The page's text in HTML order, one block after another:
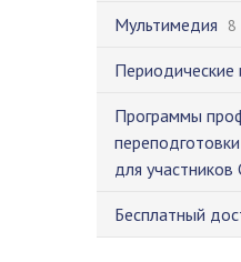
Мультимедия 8
Периодические
Программы
для
Бесплатный